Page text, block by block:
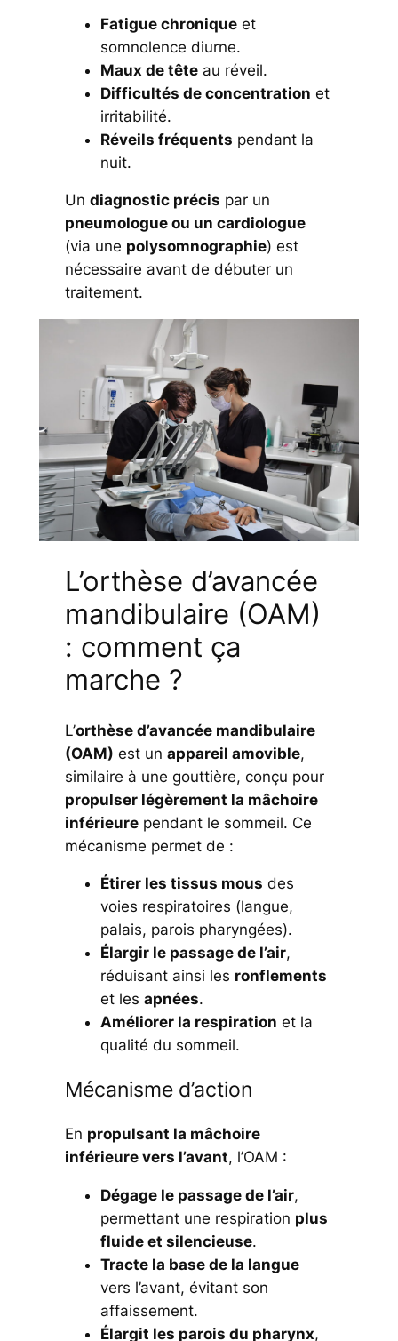
Fatigue chroniqueet
somnolence diurne.
Maux de têteau réveil.
Difficultés de concentration et
irritabilité.
Réveils fréquents pendant la
nuit.
Un diagnostic précis par un
pneumologue ou un cardiologue
(via une polysomnographie) est
nécessaire avant de débuter un
traitement.
L’orthèse d’avancée
mandibulaire (OAM)
: comment ça
marche ?
L’orthèse d’avancée mandibulaire
(OAM) est un appareil amovible,
similaire à une gouttière, conçu pour
propulser légèrement la mâchoire
inférieurependant le sommeil. Ce
mécanisme permet de :
Étirer les tissus mous des
voies respiratoires (langue,
palais, parois pharyngées).
Élargir le passage de l’air,
réduisant ainsi les ronflements
et les apnées.
Améliorer la respiration et la
qualité du sommeil.
Mécanisme d’action
En propulsant la mâchoire
inférieure vers l’avant, l’OAM :
Dégage le passage de l’air,
permettant une respiration plus
fluide et silencieuse.
Tracte la base de la langue
vers l’avant, évitant son
affaissement.
Élargit les parois du pharynx,